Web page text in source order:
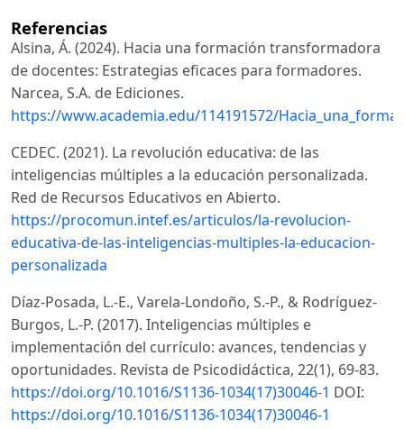
Referencias
Alsina, Á. (2024). Hacia una formación transformadora
de docentes: Estrategias eficaces para formadores.
Narcea, S.A. de Ediciones.
https://www.academia.edu/114191572/
CEDEC. (2021). La revolución educativa: de las
inteligencias múltiples a la educación personalizada.
Red de Recursos Educativos en Abierto.
https://procomun.intef.es/articulos/la-revolucion-
educativa-de-las-inteligencias-multiples-la-educacion-
personalizada
Díaz-Posada, L.-E., Varela-Londoño, S.-P., & Rodríguez-
Burgos, L.-P. (2017). Inteligencias múltiples e
implementación del currículo: avances, tendencias y
oportunidades. Revista de Psicodidáctica, 22(1), 69-83.
https://doi.org/10.1016/S1136-1034(17)30046-1 DOI:
https://doi.org/10.1016/S1136-1034(17)30046-1